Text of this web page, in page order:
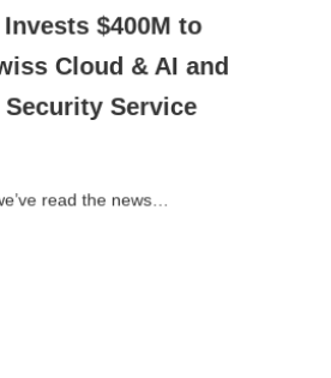
$400M to
Cloud & AI and
Security Service
read the news…